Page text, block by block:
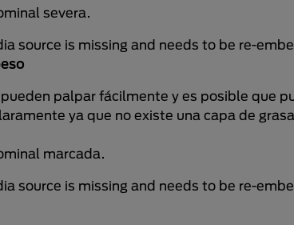
severa.
source is missing and needs to be re-
palpar fácilmente y es posible que
ya que no existe una capa de
marcada.
source is missing and needs to be re-